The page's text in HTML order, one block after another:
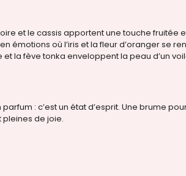
et le cassis apportent une touche fruitée
émotions où l’iris et la fleur d’oranger se
et la fève tonka enveloppent la peau d’un
parfum : c’est un état d’esprit. Une brume
de joie.